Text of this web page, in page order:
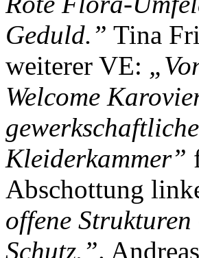
Geduld.” Tina
weiterer VE:
Welcome
Kleiderkammer”
Abschottung
offene
Schutz.”.